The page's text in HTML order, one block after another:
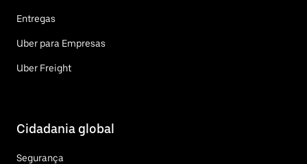
Entregas
Uber para Empresas
Uber Freight
Cidadania global
Segurança